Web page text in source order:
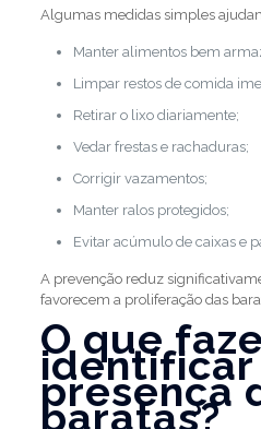
Algumas medidas simples
Manter alimentos bem
Limpar restos de comida
Retirar o lixo diariamente;
Vedar frestas e rachaduras;
Corrigir vazamentos;
Manter ralos protegidos;
Evitar acúmulo de caixas e
A prevenção reduz
favorecem a proliferação das
O que
identificar
presença
baratas?